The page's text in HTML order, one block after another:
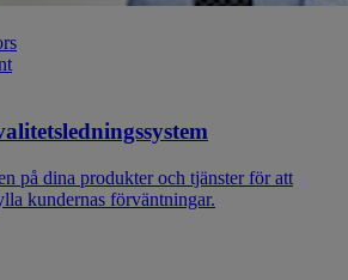
på dina produkter och tjänster för att
kundernas förväntningar.